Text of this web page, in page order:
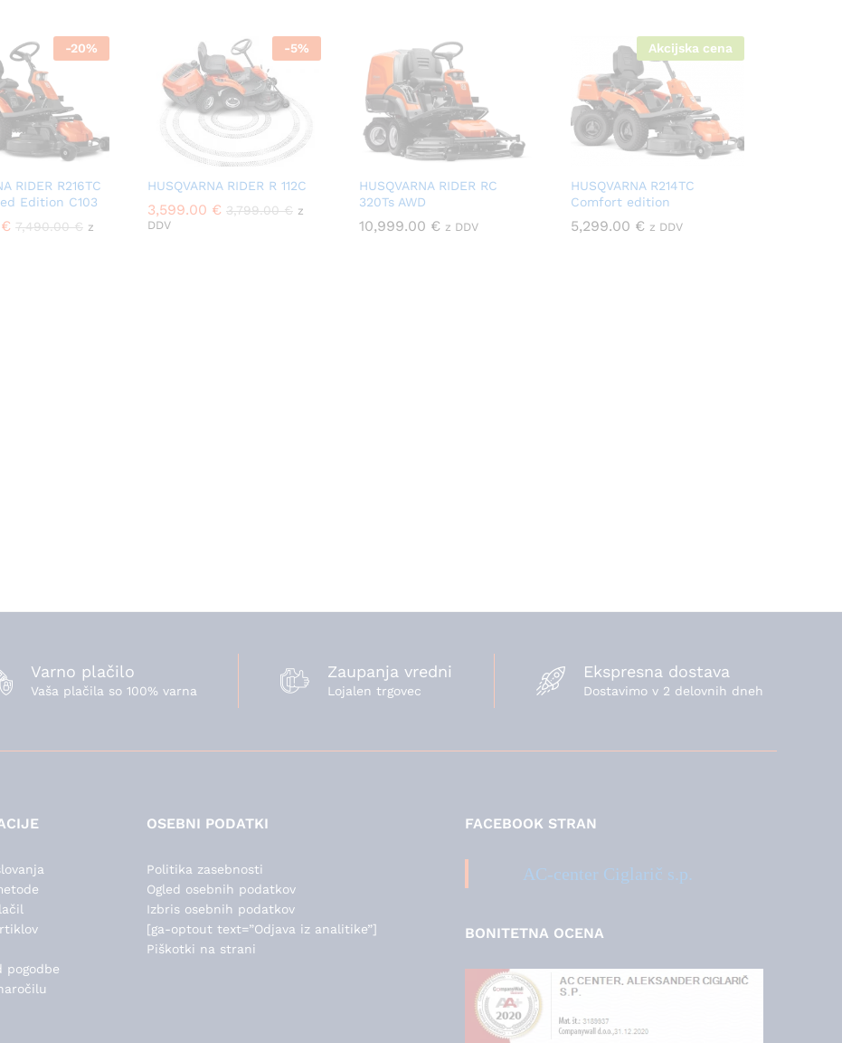
-20%
RIDER R216TC
Edition C103
€ 7,490.00€ z
-5%
HUSQVARNA RIDER R 112C
3,599.00 € 3,799.00€ z
DDV
HUSQVARNA RIDER RC
320Ts AWD
10,999.00 € z DDV
Akcijska cena
HUSQVARNA R214TC
Comfort edition
5,299.00 € z DDV
Varno plačilo
Vaša plačila so 100% varna
Zaupanja vredni
Lojalen trgovec
Ekspresna dostava
Dostavimo v 2 delovnih dneh
pogodbe
OSEBNI PODATKI
Politika zasebnosti
Ogled osebnih podatkov
Izbris osebnih podatkov
[ga-optout text=”Odjava iz analitike”]
Piškotki na strani
FACEBOOK STRAN
AC-center Ciglarič s.p.
BONITETNA OCENA